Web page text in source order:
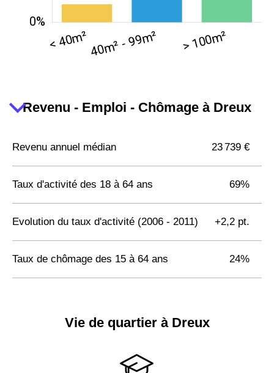
Revenu - Emploi - Chômage à Dreux
Revenu annuel médian 23 739 €
Taux d'activité des 18 à 64 ans 69%
Evolution du taux d'activité (2006 - 2011) +2,2 pt.
Taux de chômage des 15 à 64 ans 24%
Vie de quartier à Dreux